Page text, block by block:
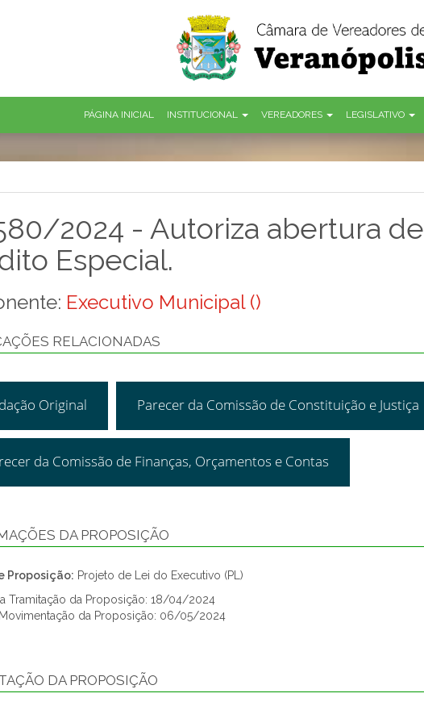
PÁGINA INICIAL INSTITUCIONAL VEREADORES LEGISLATIVO
2024 - Autoriza abertura de
Especial.
Executivo Municipal ()
RELACIONADAS
Original Parecer da Comissão de Constituição e Justiça
da Comissão de Finanças, Orçamentos e Contas
DA PROPOSIÇÃO
Proposição: Projeto de Lei do Executivo (PL)
Tramitação da Proposição: 18/04/2024
da Proposição: 06/05/2024
DA PROPOSIÇÃO